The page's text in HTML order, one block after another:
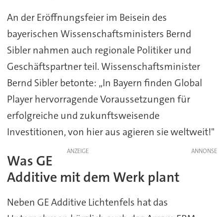
An der Eröffnungsfeier im Beisein des
bayerischen Wissenschaftsministers Bernd
Sibler nahmen auch regionale Politiker und
Geschäftspartner teil. Wissenschaftsminister
Bernd Sibler betonte: „In Bayern finden Global
Player hervorragende Voraussetzungen für
erfolgreiche und zukunftsweisende
Investitionen, von hier aus agieren sie weltweit!"
ANZEIGE
Was GE
Additive mit dem Werk plant
Neben GE Additive Lichtenfels hat das